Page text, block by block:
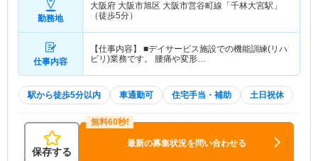
勤務地
大阪府 大阪市旭区 大阪市営谷町線「千林大宮駅」
（徒歩5分）
仕事内容
【仕事内容】 ■デイサービス施設での機能訓練(リハ
ビリ)業務です。 腰痛や変形…
駅から徒歩5分以内 車通勤可 住宅手当・補助 土日祝休
保存する
最新の募集状況を問い合わせる